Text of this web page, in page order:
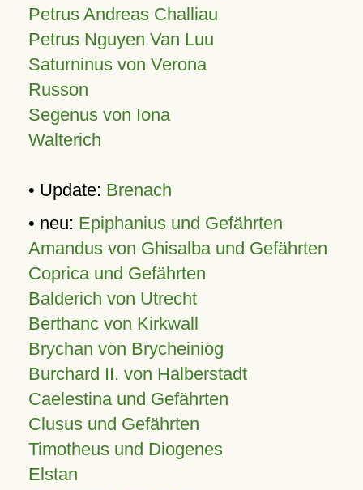
Petrus Andreas Challiau
Petrus Nguyen Van Luu
Saturninus von Verona
Russon
Segenus von Iona
Walterich
• Update: Brenach
• neu: Epiphanius und Gefährten
Amandus von Ghisalba und Gefährten
Coprica und Gefährten
Balderich von Utrecht
Berthanc von Kirkwall
Brychan von Brycheiniog
Burchard II. von Halberstadt
Caelestina und Gefährten
Clusus und Gefährten
Timotheus und Diogenes
Elstan